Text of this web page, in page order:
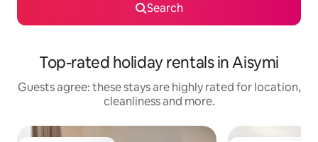
Search
Top-rated holiday rentals in Aisymi
Guests agree: these stays are highly rated for location,
cleanliness and more.